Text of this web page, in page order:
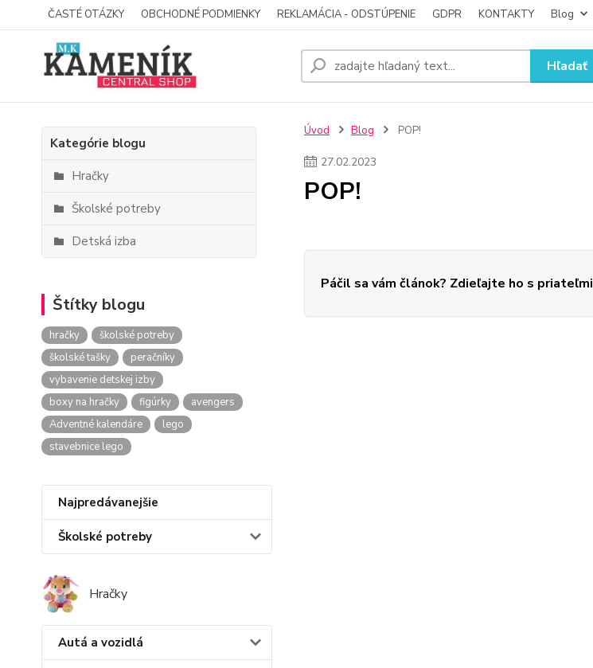
ČASTÉ OTÁZKY OBCHODNÉ PODMIENKY REKLAMÁCIA - ODSTÚPENIE GDPR KONTAKTY Blog
Hľadať
Kategórie blogu
Hračky
Školské potreby
Detská izba
Štítky blogu
hračky
školské potreby
školské tašky
peračníky
vybavenie detskej izby
boxy na hračky
figúrky
avengers
Adventné kalendáre
lego
stavebnice lego
Najpredávanejšie
Školské potreby
Hračky
Autá a vozidlá
Úvod Blog POP!
27.02.2023
POP!
Páčil sa vám článok? Zdieľajte ho s priateľmi